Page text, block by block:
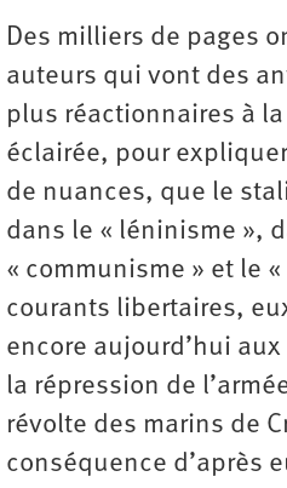
Des milliers de pages
auteurs qui vont des
plus réactionnaires à
éclairée, pour
de nuances, que le
dans le « léninisme »,
« communisme » et le
courants libertaires,
encore aujourd’hui
la répression de
révolte des marins de
conséquence d’après